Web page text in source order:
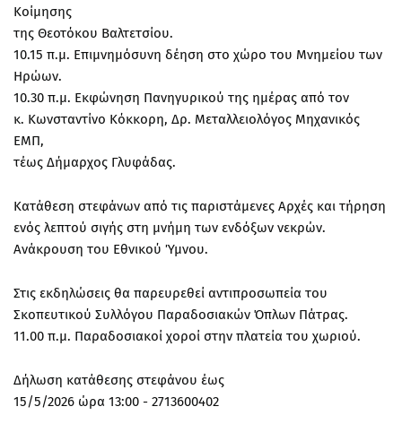
Κοίμησης
της Θεοτόκου Βαλτετσίου.
10.15 π.μ. Επιμνημόσυνη δέηση στο χώρο του Μνημείου των
Ηρώων.
10.30 π.μ. Εκφώνηση Πανηγυρικού της ημέρας από τον
κ. Κωνσταντίνο Κόκκορη, Δρ. Μεταλλειολόγος Μηχανικός
ΕΜΠ,
τέως Δήμαρχος Γλυφάδας.
Κατάθεση στεφάνων από τις παριστάμενες Αρχές και τήρηση
ενός λεπτού σιγής στη μνήμη των ενδόξων νεκρών.
Ανάκρουση του Εθνικού Ύμνου.
Στις εκδηλώσεις θα παρευρεθεί αντιπροσωπεία του
Σκοπευτικού Συλλόγου Παραδοσιακών Όπλων Πάτρας.
11.00 π.μ. Παραδοσιακοί χοροί στην πλατεία του χωριού.
Δήλωση κατάθεσης στεφάνου έως
15/5/2026 ώρα 13:00 - 2713600402